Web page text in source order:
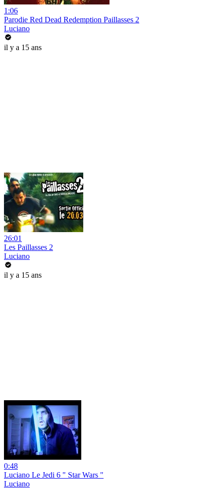
1:06
Parodie Red Dead Redemption Paillasses 2
Luciano
il y a 15 ans
26:01
Les Paillasses 2
Luciano
il y a 15 ans
0:48
Luciano Le Jedi 6 " Star Wars "
Luciano